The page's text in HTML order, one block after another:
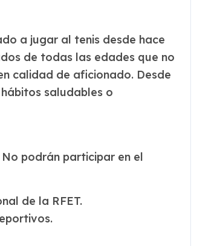
a jugar al tenis desde hace
de todas las edades que no
calidad de aficionado. Desde
saludables o
podrán participar en el
de la RFET.